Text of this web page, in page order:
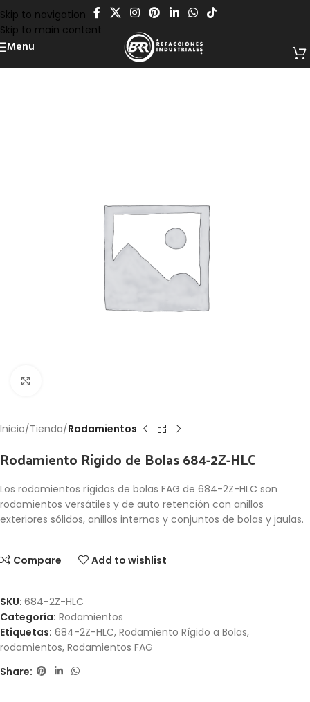
Skip to navigation
Skip to main content
Menu
Inicio Tienda Rodamientos
Rodamiento Rígido de Bolas 684-2Z-HLC
Los rodamientos rígidos de bolas FAG de 684-2Z-HLC son
rodamientos versátiles y de auto retención con anillos
exteriores sólidos, anillos internos y conjuntos de bolas y jaulas.
Compare Add to wishlist
SKU: 684-2Z-HLC
Categoría: Rodamientos
Etiquetas: 684-2Z-HLC, Rodamiento Rígido a Bolas,
rodamientos, Rodamientos FAG
Share: